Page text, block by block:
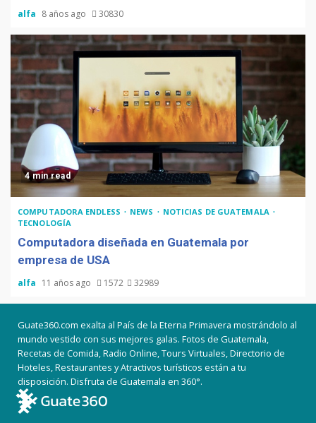
alfa 8 años ago 30830
4 min read
COMPUTADORA ENDLESS NEWS
NOTICIAS DE GUATEMALA
TECNOLOGÍA
Computadora diseñada en Guatemala por
empresa de USA
alfa 11 años ago 1572 32989
Guate360.com exalta al País de la Eterna Primavera mostrándolo al
mundo vestido con sus mejores galas. Fotos de Guatemala,
Recetas de Comida, Radio Online, Tours Virtuales, Directorio de
Hoteles, Restaurantes y Atractivos turísticos están a tu
disposición. Disfruta de Guatemala en 360°.